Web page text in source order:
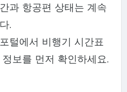
과 항공편 상태는 계속
.
털에서 비행기 시간표
보를 먼저 확인하세요.